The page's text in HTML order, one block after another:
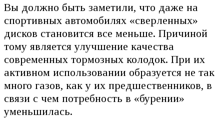
Вы должно быть заметили, что даже на
спортивных автомобилях «сверленных»
дисков становится все меньше. Причиной
тому является улучшение качества
современных тормозных колодок. При их
активном использовании образуется не так
много газов, как у их предшественников, в
связи с чем потребность в «бурении»
уменьшилась.